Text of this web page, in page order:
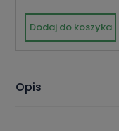
Dodaj do koszyka
Opis